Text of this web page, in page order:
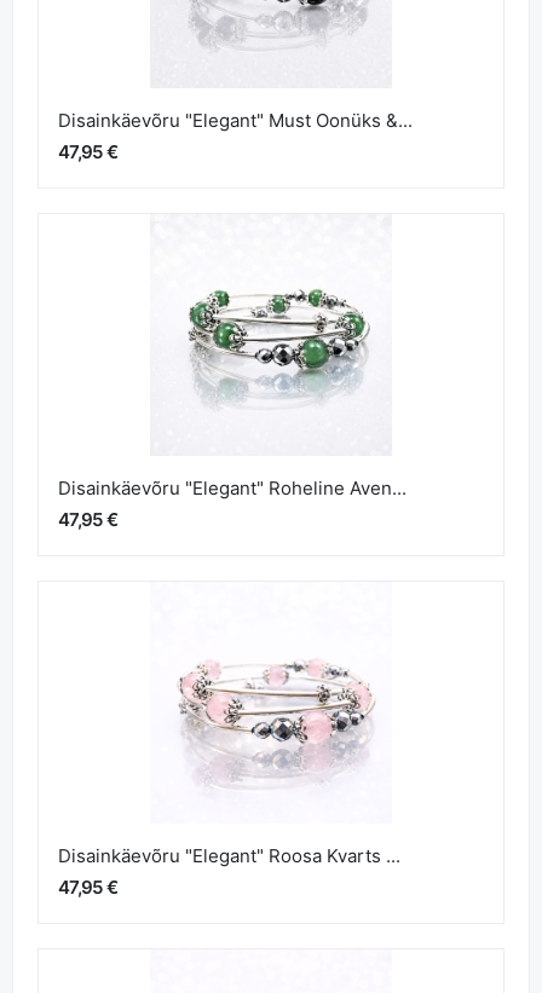
Disainkäevõru "Elegant" Must Oonüks &...
47,95 €
Disainkäevõru "Elegant" Roheline Aven...
47,95 €
Disainkäevõru "Elegant" Roosa Kvarts ...
47,95 €